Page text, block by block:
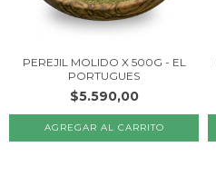
PEREJIL MOLIDO X 500G - EL
PORTUGUES
$5.590,00